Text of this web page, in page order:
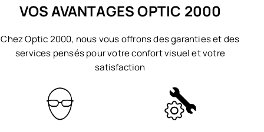
VOS AVANTAGES OPTIC 2000
Chez Optic 2000, nous vous offrons des garanties et des
services pensés pour votre confort visuel et votre
satisfaction